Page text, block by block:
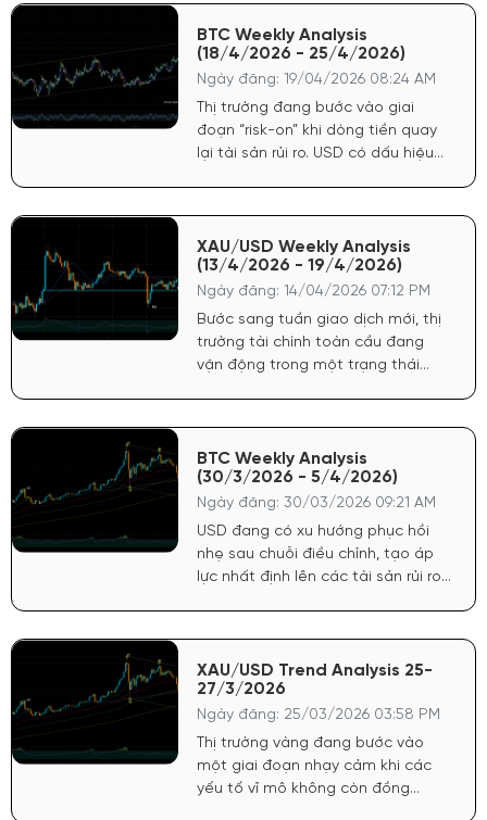
hướng quay lại tài sản rủi ro nhưng
không làm giảm sức hút của vàng
do yếu tố phòng hộ vẫn còn.
BTC Weekly Analysis
(18/4/2026 - 25/4/2026)
Ngày đăng: 19/04/2026 08:24 AM
Thị trường đang bước vào giai
đoạn “risk-on” khi dòng tiền quay
lại tài sản rủi ro. USD có dấu hiệu
Chứng khoán Mỹ duy trì đà tích
cực, phản ánh kỳ vọng kinh tế ổn
định, qua đó hỗ trợ tâm lý cho
Bitcoin.
XAU/USD Weekly Analysis
(13/4/2026 - 19/4/2026)
Ngày đăng: 14/04/2026 07:12 PM
Bước sang tuần giao dịch mới, thị
trường tài chính toàn cầu đang
vận động trong một trạng thái
giai đoạn trước. Đồng USD, sau
chuỗi tăng mạnh nhờ lợi suất cao
và kỳ vọng chính sách cứng rắn từ
FED, hiện đã có dấu hiệu chững lại,
tạo ra khoảng trống cho các tài
sản trú ẩn như vàng hồi phục.
BTC Weekly Analysis
(30/3/2026 - 5/4/2026)
Ngày đăng: 30/03/2026 09:21 AM
USD đang có xu hướng phục hồi
nhẹ sau chuỗi điều chỉnh, tạo áp
lực nhất định lên các tài sản rủi ro
mạnh, nên dòng tiền đầu cơ vẫn
còn hiện diện. Chứng khoán Mỹ
duy trì trạng thái giằng co, chưa có
xu hướng rõ ràng, phản ánh tâm lý
thận trọng của dòng tiền lớn
XAU/USD Trend Analysis 25-
27/3/2026
Ngày đăng: 25/03/2026 03:58 PM
Thị trường vàng đang bước vào
một giai đoạn nhạy cảm khi các
yếu tố vĩ mô không còn đồng